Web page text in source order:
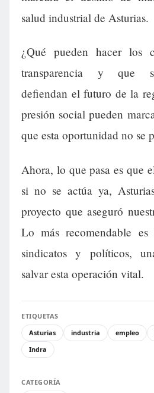
salud industrial de Asturias.
¿Qué pueden hacer los
transparencia y que
defiendan el futuro de la
presión social pueden
que esta oportunidad no se
Ahora, lo que pasa es que
si no se actúa ya,
proyecto que aseguró
Lo más recomendable es
sindicatos y políticos,
salvar esta operación vital.
ETIQUETAS
Asturias
industria empleo
Indra
CATEGORÍA